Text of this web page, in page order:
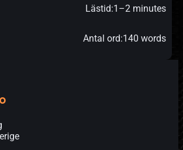
Lästid:1–2 minutes
Antal ord:140 words